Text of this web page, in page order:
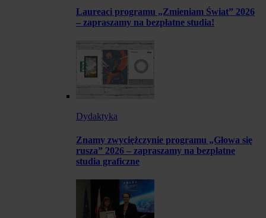
Laureaci programu „Zmieniam Świat” 2026
– zapraszamy na bezpłatne studia!
Dydaktyka
Znamy zwyciężczynie programu „Głowa się
rusza” 2026 – zapraszamy na bezpłatne
studia graficzne